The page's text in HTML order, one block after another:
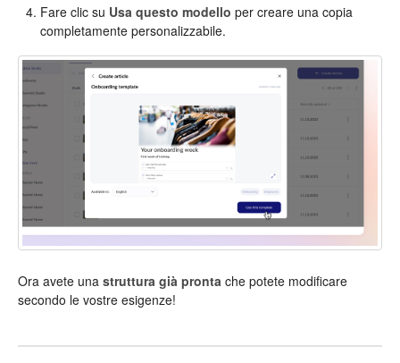
Fare clic su Usa questo modello per creare una copia
completamente personalizzabile.
Ora avete una struttura già pronta che potete modificare
secondo le vostre esigenze!